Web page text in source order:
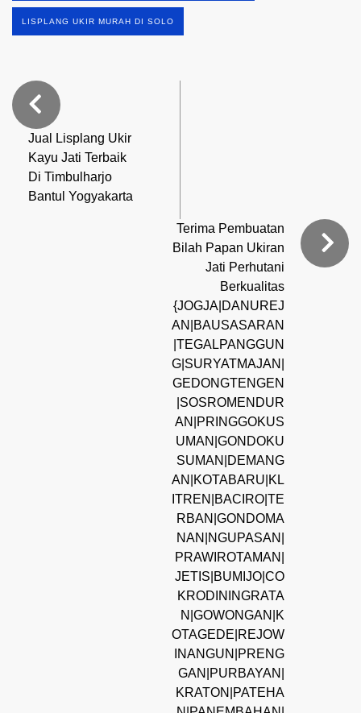
LISPLANG UKIR MURAH DI SOLO
Jual Lisplang Ukir
Kayu Jati Terbaik
Di Timbulharjo
Bantul Yogyakarta
Terima Pembuatan
Bilah Papan Ukiran
Jati Perhutani
Berkualitas
{JOGJA|DANUREJ
AN|BAUSASARAN
|TEGALPANGGUN
G|SURYATMAJAN|
GEDONGTENGEN
|SOSROMENDUR
AN|PRINGGOKUS
UMAN|GONDOKU
SUMAN|DEMANG
AN|KOTABARU|KL
ITREN|BACIRO|TE
RBAN|GONDOMA
NAN|NGUPASAN|
PRAWIROTAMAN|
JETIS|BUMIJO|CO
KRODININGRATA
N|GOWONGAN|K
OTAGEDE|REJOW
INANGUN|PRENG
GAN|PURBAYAN|
KRATON|PATEHA